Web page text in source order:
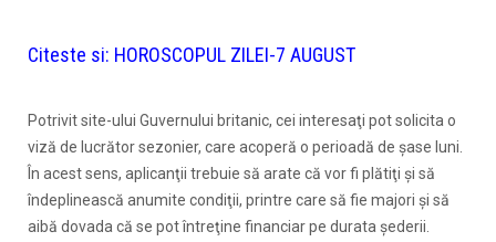
Citeste si: HOROSCOPUL ZILEI-7 AUGUST
Potrivit site-ului Guvernului britanic, cei interesaţi pot solicita o
viză de lucrător sezonier, care acoperă o perioadă de şase luni.
În acest sens, aplicanţii trebuie să arate că vor fi plătiţi şi să
îndeplinească anumite condiţii, printre care să fie majori şi să
aibă dovada că se pot întreţine financiar pe durata şederii.